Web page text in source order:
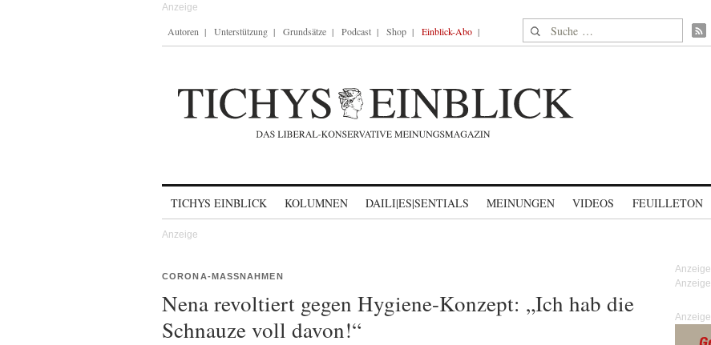
Autoren Unterstützung Grundsätze Podcast Shop Einblick-Abo Suche nach:
TICHYS EINBLICK KOLUMNEN DAILI|ES|SENTIALS MEINUNGEN VIDEOS FEUILLETON
CORONA-MASSNAHMEN
Nena revoltiert gegen Hygiene-Konzept: „Ich hab die
Schnauze voll davon!“
Anzeige